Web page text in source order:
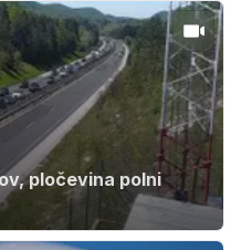
pločevina polni